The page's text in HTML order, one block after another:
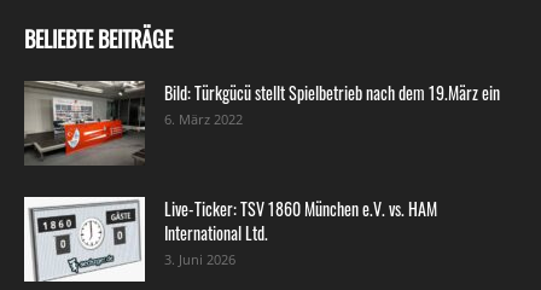
BELIEBTE BEITRÄGE
Bild: Türkgücü stellt Spielbetrieb nach dem 19.März ein
6. März 2022
Live-Ticker: TSV 1860 München e.V. vs. HAM
International Ltd.
3. Juni 2026